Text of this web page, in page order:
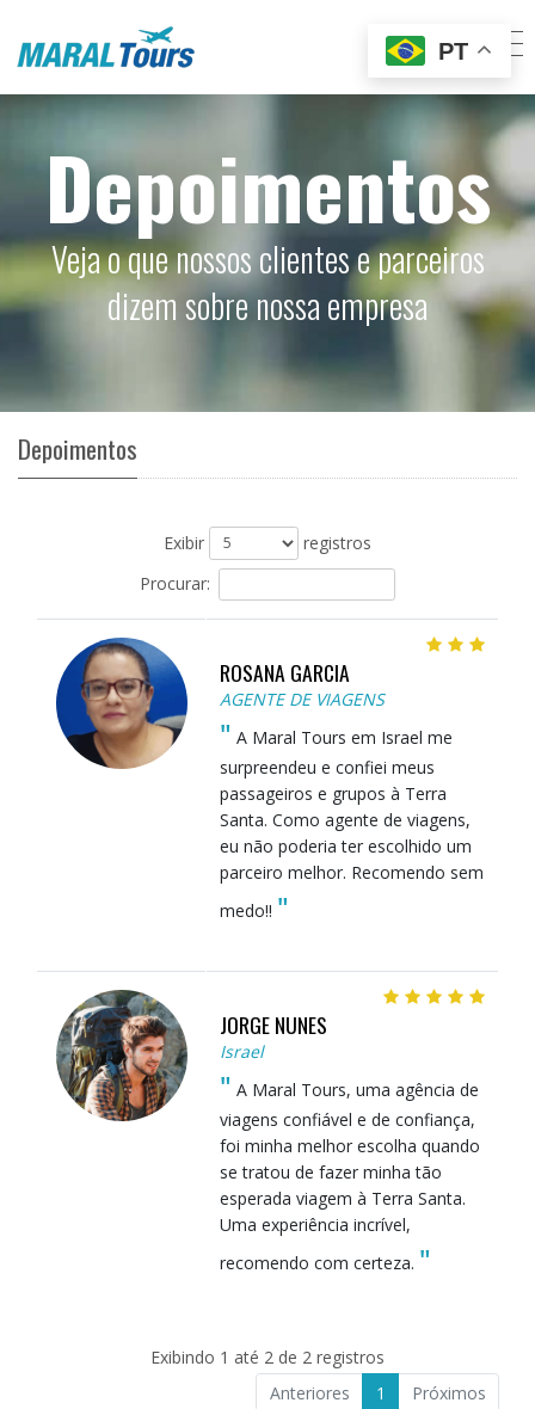
PT
Depoimentos
Veja o que nossos clientes e parceiros
dizem sobre nossa empresa
Depoimentos
Exibir
registros
Procurar:
ROSANA GARCIA
AGENTE DE VIAGENS
" A Maral Tours em Israel me
surpreendeu e confiei meus
passageiros e grupos à Terra
Santa. Como agente de viagens,
eu não poderia ter escolhido um
parceiro melhor. Recomendo sem
medo!! "
JORGE NUNES
Israel
" A Maral Tours, uma agência de
viagens confiável e de confiança,
foi minha melhor escolha quando
se tratou de fazer minha tão
esperada viagem à Terra Santa.
Uma experiência incrível,
recomendo com certeza. "
Exibindo 1 até 2 de 2 registros
Anteriores
1 Próximos